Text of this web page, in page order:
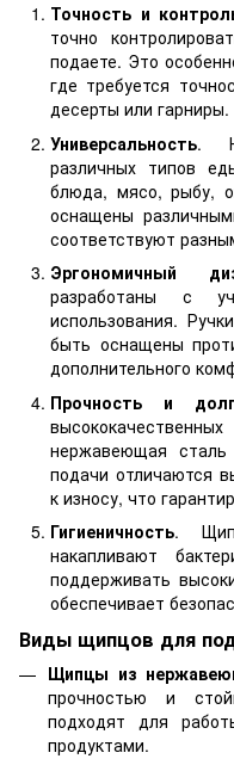
Точность и
точно
подаете. Это
где требуется
десерты или гарниры.
Универсальность.
различных типов
блюда, мясо, рыбу,
оснащены
соответствуют
Эргономичный
разработаны с
использования.
быть оснащены
дополнительного
Прочность и
нержавеющая
подачи отличаются
к износу, что
Гигиеничность.
накапливают
поддерживать
обеспечивает
Виды щипцов для
Щипцы из
прочностью и
подходят для
продуктами.